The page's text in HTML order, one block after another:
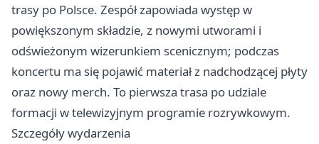
trasy po Polsce. Zespół zapowiada występ w
powiększonym składzie, z nowymi utworami i
odświeżonym wizerunkiem scenicznym; podczas
koncertu ma się pojawić materiał z nadchodzącej płyty
oraz nowy merch. To pierwsza trasa po udziale
formacji w telewizyjnym programie rozrywkowym.
Szczegóły wydarzenia